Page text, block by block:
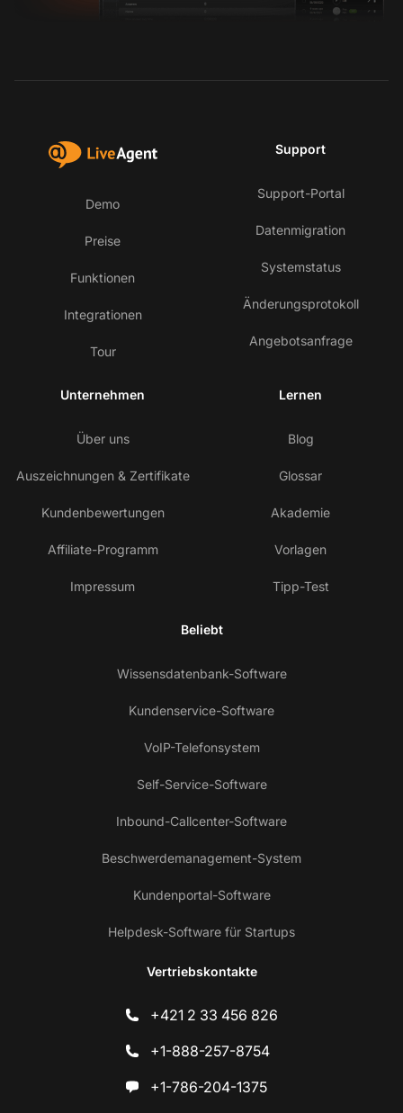
Demo
Preise
Funktionen
Integrationen
Tour
Support
Support-Portal
Datenmigration
Systemstatus
Änderungsprotokoll
Angebotsanfrage
Unternehmen
Über uns
Auszeichnungen & Zertifikate
Kundenbewertungen
Affiliate-Programm
Impressum
Lernen
Blog
Glossar
Akademie
Vorlagen
Tipp-Test
Beliebt
Wissensdatenbank-Software
Kundenservice-Software
VoIP-Telefonsystem
Self-Service-Software
Inbound-Callcenter-Software
Beschwerdemanagement-System
Kundenportal-Software
Helpdesk-Software für Startups
Vertriebskontakte
+421 2 33 456 826
+1-888-257-8754
+1-786-204-1375